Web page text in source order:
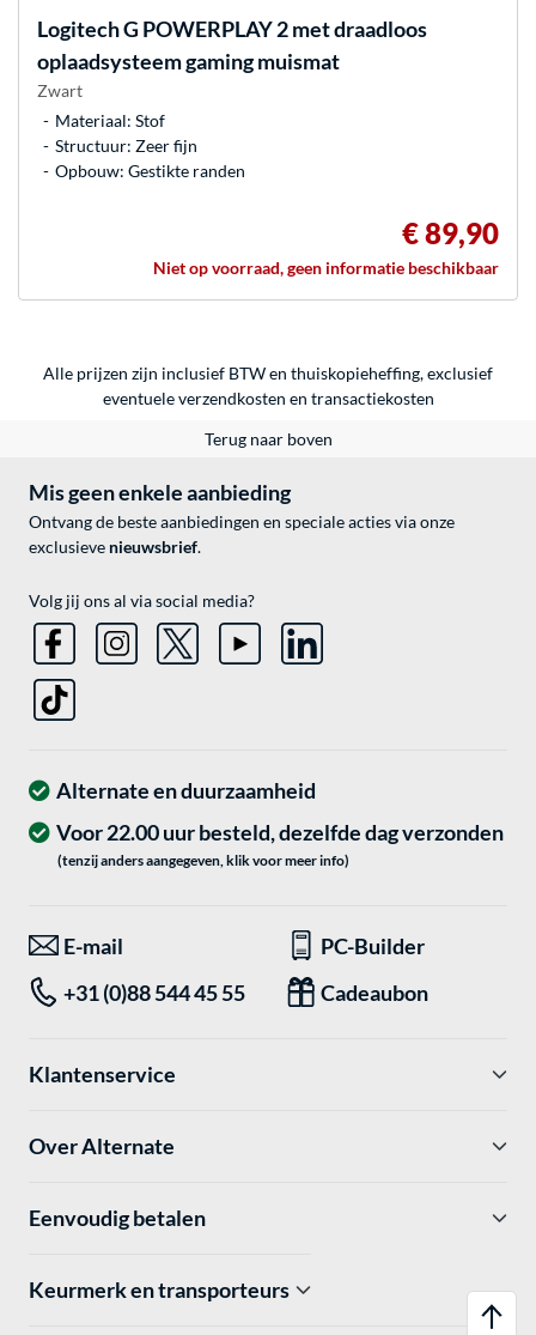
Logitech G POWERPLAY 2 met draadloos
oplaadsysteem gaming muismat
Zwart
Materiaal: Stof
Structuur: Zeer fijn
Opbouw: Gestikte randen
€ 89,90
Niet op voorraad, geen informatie beschikbaar
Alle prijzen zijn inclusief BTW en thuiskopieheffing, exclusief
eventueleverzendkosten en transactiekosten
Terug naar boven
Mis geen enkele aanbieding
Ontvang de beste aanbiedingen en speciale acties via onze
exclusieve nieuwsbrief.
Volg jij ons al via social media?
Alternate en duurzaamheid
Voor 22.00 uur besteld, dezelfde dag verzonden
(tenzij anders aangegeven, klik voor meer info)
E-mail
PC-Builder
+31 (0)88 544 45 55
Cadeaubon
Klantenservice
Over Alternate
Eenvoudig betalen
Keurmerk en transporteurs